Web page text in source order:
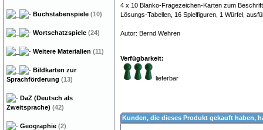
4 x 10 Blanko-Fragezeichen-Karten zum
Lösungs-Tabellen, 16 Spielfiguren, 1 Würfel,
Autor: Bernd Wehren
Verfügbarkeit:
lieferbar
Kunden, die dieses Produkt gekauft haben,
Buchstabenspiele (10)
Wortschatzspiele (24)
Weitere Materialien (11)
Bildkarten zur
Sprachförderung (13)
DaZ (Deutsch als
Zweitsprache) (42)
Geographie (2)